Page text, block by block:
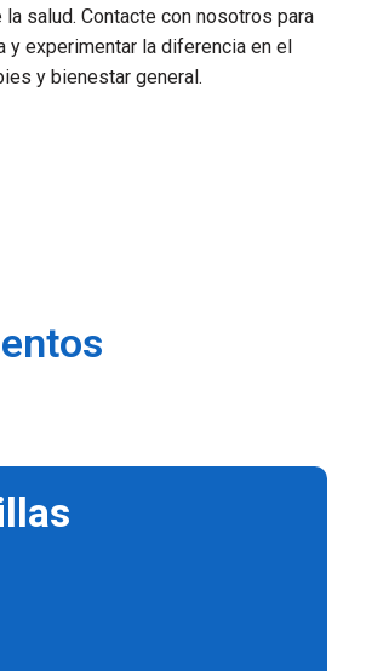
la salud. Contacte con nosotros para
y experimentar la diferencia en el
y bienestar general.